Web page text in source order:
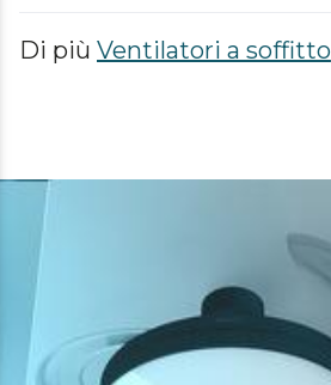
Di più Ventilatori a soffitto